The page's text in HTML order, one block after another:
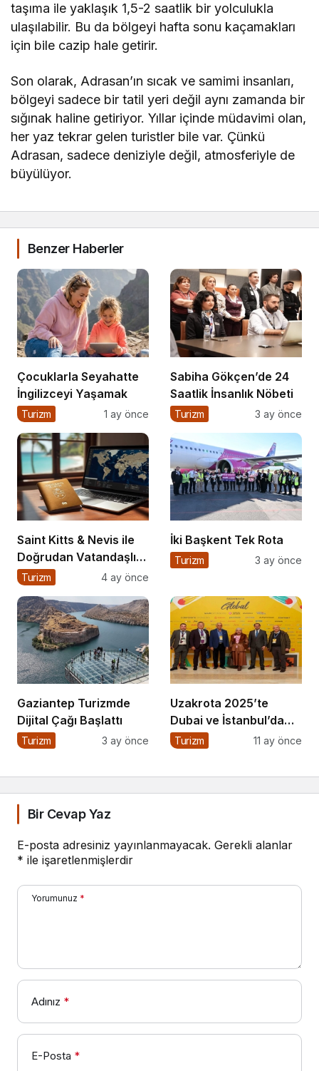
taşıma ile yaklaşık 1,5-2 saatlik bir yolculukla
ulaşılabilir. Bu da bölgeyi hafta sonu kaçamakları
için bile cazip hale getirir.
Son olarak, Adrasan’ın sıcak ve samimi insanları,
bölgeyi sadece bir tatil yeri değil aynı zamanda bir
sığınak haline getiriyor. Yıllar içinde müdavimi olan,
her yaz tekrar gelen turistler bile var. Çünkü
Adrasan, sadece deniziyle değil, atmosferiyle de
büyülüyor.
Benzer Haberler
Çocuklarla Seyahatte
İngilizceyi Yaşamak
Turizm 1 ay önce
Sabiha Gökçen’de 24
Saatlik İnsanlık Nöbeti
Turizm 3 ay önce
Saint Kitts & Nevis ile
Doğrudan Vatandaşlık
Dönemi
Turizm 4 ay önce
İki Başkent Tek Rota
Turizm 3 ay önce
Gaziantep Turizmde
Dijital Çağı Başlattı
Turizm 3 ay önce
Uzakrota 2025’te
Dubai ve İstanbul’da
turizm
Turizm 11 ay önce
Bir Cevap Yaz
E-posta adresiniz yayınlanmayacak. Gerekli alanlar
* ile işaretlenmişlerdir
Yorumunuz *
Adınız *
E-Posta *